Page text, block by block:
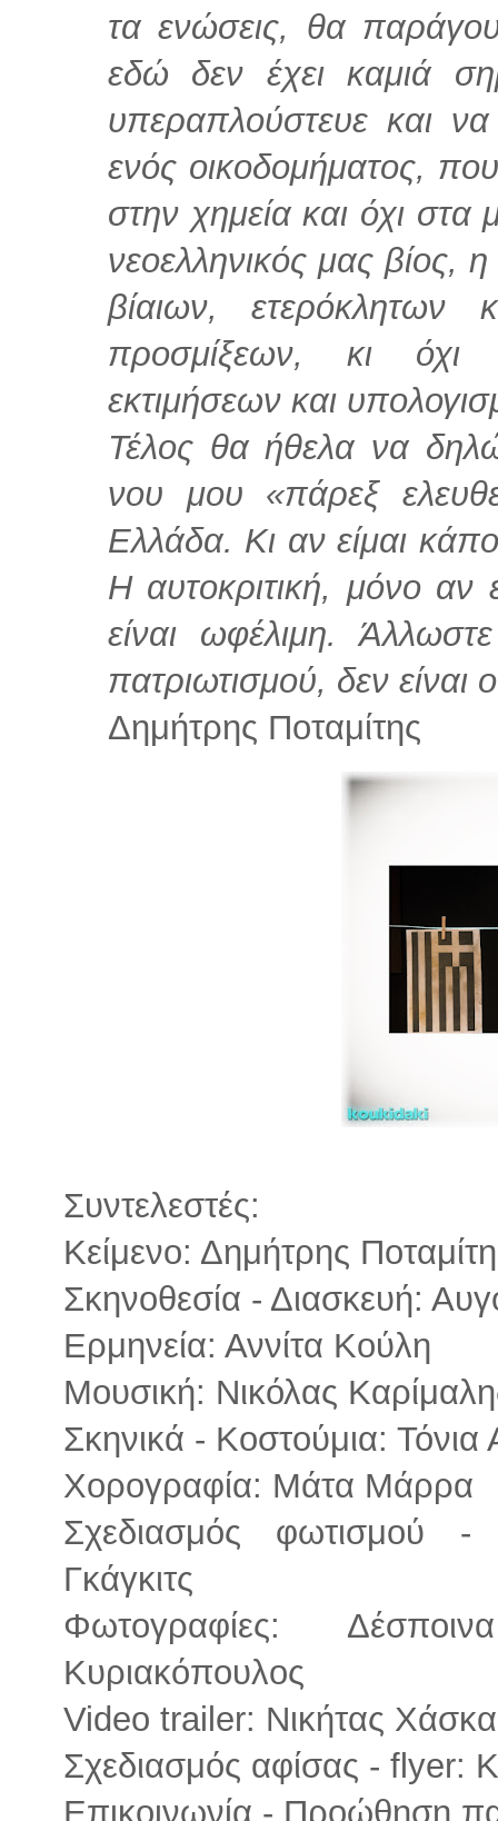
τα ενώσεις, θα
εδώ δεν έχει καμιά
υπεραπλούστευε και
ενός οικοδομήματος,
στην χημεία και όχι στα
νεοελληνικός μας βίος,
βίαιων, ετερόκλητων
προσμίξεων, κι όχι
εκτιμήσεων και
Τέλος θα ήθελα να
νου μου «πάρεξ
Ελλάδα. Κι αν είμαι
Η αυτοκριτική, μόνο αν
είναι ωφέλιμη.
πατριωτισμού, δεν είναι
Δημήτρης Ποταμίτης
Συντελεστές:
Κείμενο: Δημήτρης
Σκηνοθεσία - Διασκευή:
Ερμηνεία: Αννίτα Κούλη
Μουσική: Νικόλας
Σκηνικά - Κοστούμια:
Χορογραφία: Μάτα Μάρρα
Σχεδιασμός φωτισμού -
Γκάγκιτς
Φωτογραφίες:
Κυριακόπουλος
Video trailer: Νικήτας
Σχεδιασμός αφίσας - flyer:
Επικοινωνία - Προώθηση